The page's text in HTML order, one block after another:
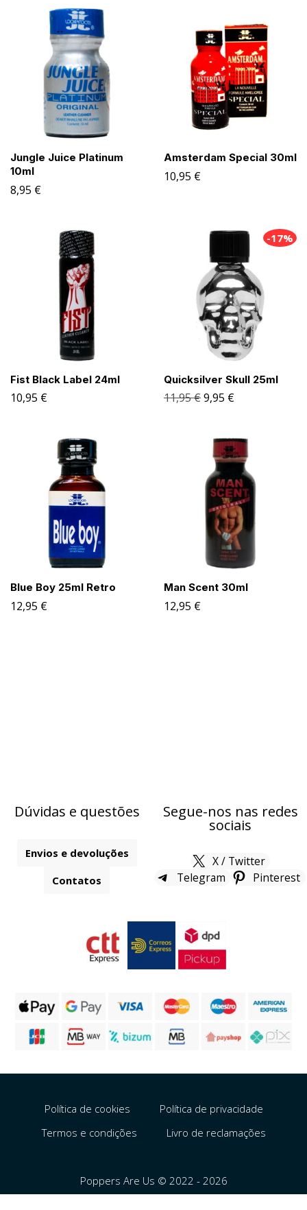
Jungle Juice Platinum
10ml
8,95 €
Amsterdam Special 30ml
10,95 €
Fist Black Label 24ml
10,95 €
-17%
Quicksilver Skull 25ml
11,95€9,95 €
Blue Boy 25ml Retro
12,95 €
Man Scent 30ml
12,95 €
Dúvidas e questões
Envios e devoluções
Contatos
Segue-nos nas redes
sociais
X / Twitter
Telegram
Pinterest
Política de cookies
Política de privacidade
Termos e condições
Livro de reclamações
Poppers Are Us © 2022 - 2026